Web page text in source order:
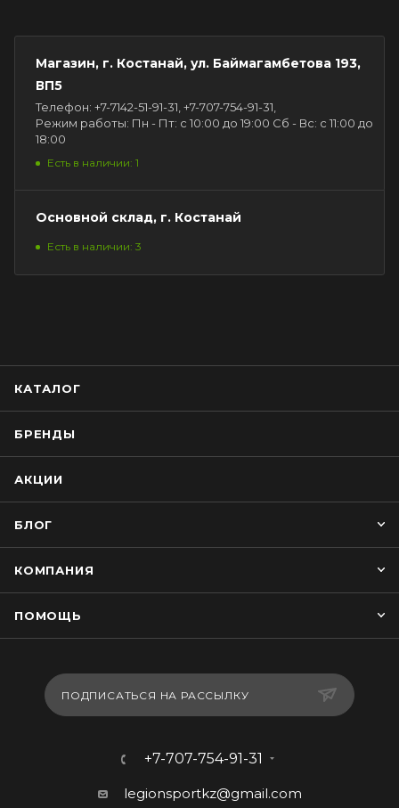
Магазин, г. Костанай, ул. Баймагамбетова 193,
ВП5
Телефон: +7-7142-51-91-31, +7-707-754-91-31,
Режим работы: Пн - Пт: с 10:00 до 19:00 Сб - Вс: с 11:00 до
18:00
Есть в наличии: 1
Основной склад, г. Костанай
Есть в наличии: 3
КАТАЛОГ
БРЕНДЫ
АКЦИИ
БЛОГ
КОМПАНИЯ
ПОМОЩЬ
ПОДПИСАТЬСЯ НА РАССЫЛКУ
+7-707-754-91-31
legionsportkz@gmail.com